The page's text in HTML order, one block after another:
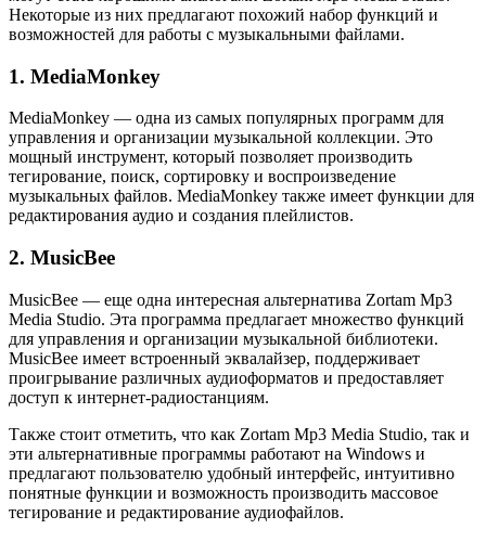
Некоторые из них предлагают похожий набор функций и
возможностей для работы с музыкальными файлами.
1. MediaMonkey
MediaMonkey — одна из самых популярных программ для
управления и организации музыкальной коллекции. Это
мощный инструмент, который позволяет производить
тегирование, поиск, сортировку и воспроизведение
музыкальных файлов. MediaMonkey также имеет функции для
редактирования аудио и создания плейлистов.
2. MusicBee
MusicBee — еще одна интересная альтернатива Zortam Mp3
Media Studio. Эта программа предлагает множество функций
для управления и организации музыкальной библиотеки.
MusicBee имеет встроенный эквалайзер, поддерживает
проигрывание различных аудиоформатов и предоставляет
доступ к интернет-радиостанциям.
Также стоит отметить, что как Zortam Mp3 Media Studio, так и
эти альтернативные программы работают на Windows и
предлагают пользователю удобный интерфейс, интуитивно
понятные функции и возможность производить массовое
тегирование и редактирование аудиофайлов.